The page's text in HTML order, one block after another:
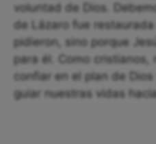
voluntad de Dios.
de Lázaro fue
pidieron, sino porque
para él. Como cristianos,
confiar en el plan de
guiar nuestras vidas